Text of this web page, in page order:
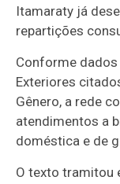
Itamaraty já
repartições
Conforme
Exteriores
Gênero, a rede
atendimentos a
doméstica e de
O texto tramitou